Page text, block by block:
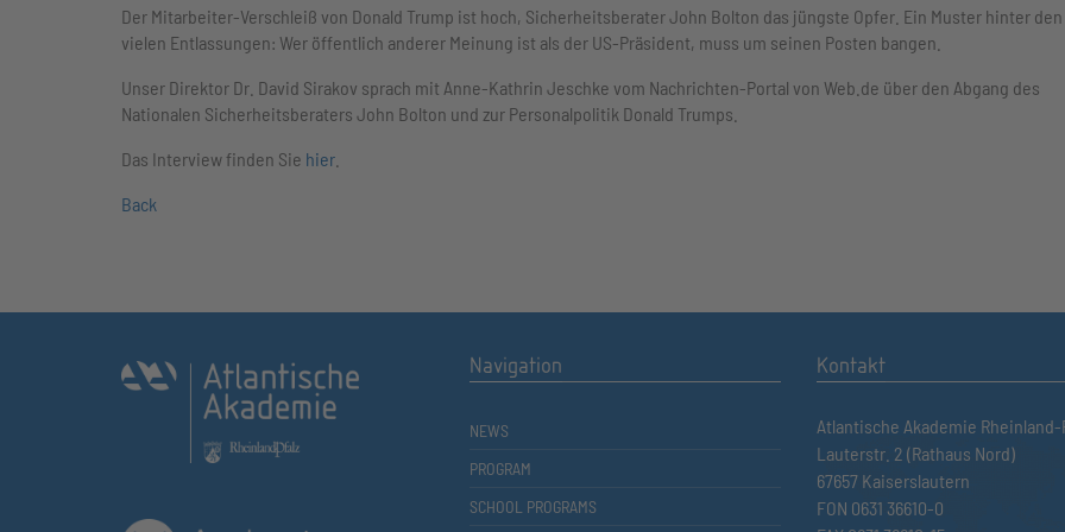
Der Mitarbeiter-Verschleiß von Donald Trump ist hoch, Sicherheitsberater John Bolton das jüngste Opfer. Ein Muster hinter den
vielen Entlassungen: Wer öffentlich anderer Meinung ist als der US-Präsident, muss um seinen Posten bangen.
Unser Direktor Dr. David Sirakov sprach mit Anne-Kathrin Jeschke vom Nachrichten-Portal von Web.de über den Abgang des
Nationalen Sicherheitsberaters John Bolton und zur Personalpolitik Donald Trumps.
Das Interview finden Sie hier
Back
Navigation
NEWS
PROGRAM
SCHOOL PROGRAMS
Kontakt
Atlantische Akademie Rheinland-
Lauterstr. 2 (Rathaus Nord)
67657 Kaiserslautern
FON 0631 36610-0